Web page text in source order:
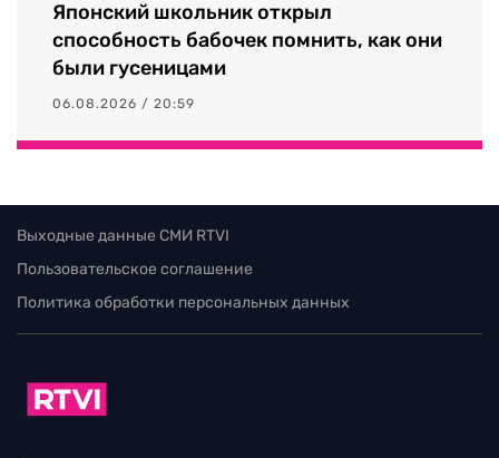
Японский школьник открыл
способность бабочек помнить, как они
были гусеницами
06.08.2026 / 20:59
Выходные данные СМИ RTVI
Пользовательское соглашение
Политика обработки персональных данных